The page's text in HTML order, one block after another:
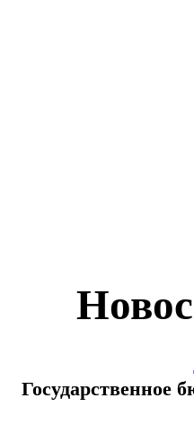
Государственное